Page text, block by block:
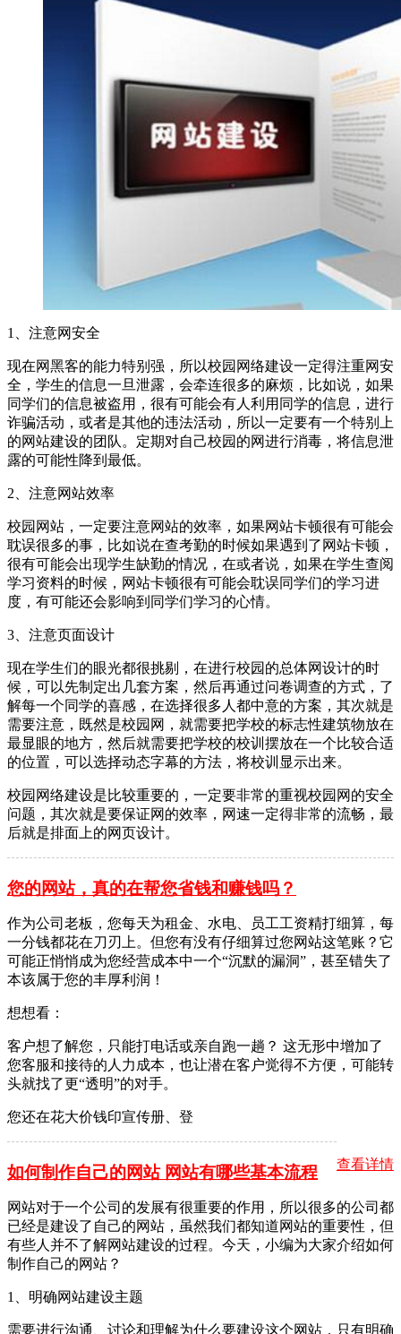
1、注意网安全
现在网黑客的能力特别强，所以校园网络建设一定得注重网安
全，学生的信息一旦泄露，会牵连很多的麻烦，比如说，如果
同学们的信息被盗用，很有可能会有人利用同学的信息，进行
诈骗活动，或者是其他的违法活动，所以一定要有一个特别上
的网站建设的团队。定期对自己校园的网进行消毒，将信息泄
露的可能性降到最低。
2、注意网站效率
校园网站，一定要注意网站的效率，如果网站卡顿很有可能会
耽误很多的事，比如说在查考勤的时候如果遇到了网站卡顿，
很有可能会出现学生缺勤的情况，在或者说，如果在学生查阅
学习资料的时候，网站卡顿很有可能会耽误同学们的学习进
度，有可能还会影响到同学们学习的心情。
3、注意页面设计
现在学生们的眼光都很挑剔，在进行校园的总体网设计的时
候，可以先制定出几套方案，然后再通过问卷调查的方式，了
解每一个同学的喜感，在选择很多人都中意的方案，其次就是
需要注意，既然是校园网，就需要把学校的标志性建筑物放在
最显眼的地方，然后就需要把学校的校训摆放在一个比较合适
的位置，可以选择动态字幕的方法，将校训显示出来。
校园网络建设是比较重要的，一定要非常的重视校园网的安全
问题，其次就是要保证网的效率，网速一定得非常的流畅，最
后就是排面上的网页设计。
您的网站，真的在帮您省钱和赚钱吗？
作为公司老板，您每天为租金、水电、员工工资精打细算，每
一分钱都花在刀刃上。但您有没有仔细算过您网站这笔账？它
可能正悄悄成为您经营成本中一个“沉默的漏洞”，甚至错失了
本该属于您的丰厚利润！
想想看：
客户想了解您，只能打电话或亲自跑一趟？ 这无形中增加了
您客服和接待的人力成本，也让潜在客户觉得不方便，可能转
头就找了更“透明”的对手。
您还在花大价钱印宣传册、登
查看详情
如何制作自己的网站 网站有哪些基本流程
网站对于一个公司的发展有很重要的作用，所以很多的公司都
已经是建设了自己的网站，虽然我们都知道网站的重要性，但
有些人并不了解网站建设的过程。今天，小编为大家介绍如何
制作自己的网站？
1、明确网站建设主题
需要进行沟通、讨论和理解为什么要建设这个网站，只有明确